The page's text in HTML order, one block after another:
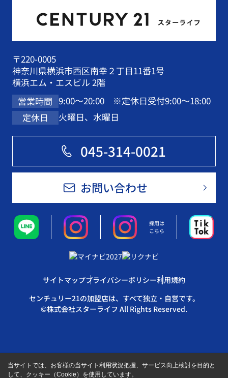
〒220-0005
神奈川県横浜市西区南幸２丁目11番1号
横浜エム・エスビル 2階
営業時間 9:00～20:00 ※定休日受付9:00～18:00
定休日
火曜日、水曜日
045-314-0021
お問い合わせ
採用は
こちら
サイトマッププライバシーポリシー利用規約
センチュリー21の加盟店は、すべて独立・自営です。
©株式会社スターライフ All Rights Reserved.
当サイトでは、お客様の当サイト利用状況把握、サービス向上検討を目的と
して、クッキー（Cookie）を使用しています。